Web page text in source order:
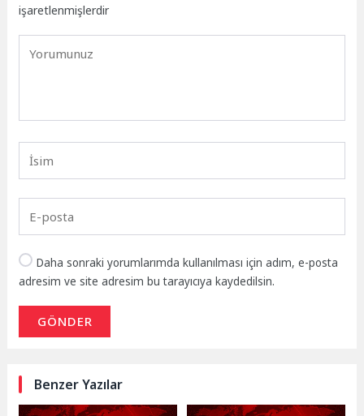
işaretlenmişlerdir
Daha sonraki yorumlarımda kullanılması için adım, e-posta
adresim ve site adresim bu tarayıcıya kaydedilsin.
GÖNDER
Benzer Yazılar